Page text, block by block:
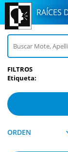
RAÍCES
FILTROS
Etiqueta:
ORDEN